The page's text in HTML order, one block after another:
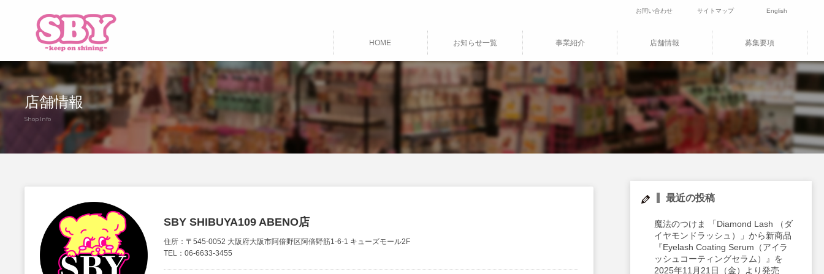
お問い合わせ サイトマップ English
HOME お知らせ一覧 事業紹介 店舗情報 募集要項
店舗情報
Shop Info
SBY SHIBUYA109 ABENO店
住所：〒545-0052 大阪府大阪市阿倍野区阿倍野筋1-6-1 キューズモール2F
TEL：06-6633-3455
最近の投稿
魔法のつけま 「Diamond Lash （ダ
イヤモンドラッシュ）」から新商品
『Eyelash Coating Serum（アイラ
ッシュコーティングセラム）』を
2025年11月21日（金）より発売